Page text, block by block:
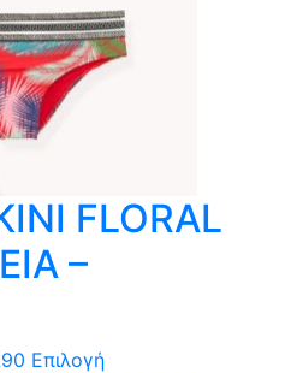
του
προϊόντος
FLORAL
–
ΕπιλογήΑυτό